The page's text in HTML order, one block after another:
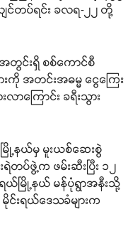
ျင်တပ်ရင်း ခလရ-၂၂ တို့
အတွင်းရှိ စစ်ကောင်စီ
းကို အတင်းအဓမ္မ ငွေကြေး
လာကြောင်း ခရီးသွား
ြို့နယ်မှ မူးယစ်ဆေးစွဲ
ပ်ဖွဲ့က ဖမ်းဆီးပြီး ၁၂
းရယ်မြို့နယ် မန်ပုံရွာအနီးသို့
င်းရယ်ဒေသခံများက